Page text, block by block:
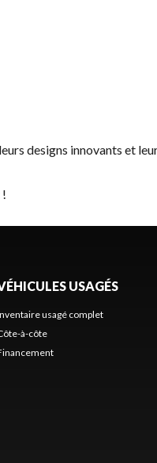
designs innovants et
USAGÉS
usagé complet
à-côte